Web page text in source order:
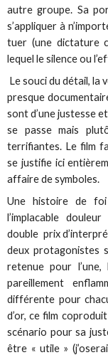
autre groupe. Sa
s’appliquer à
tuer (une dictature
lequel le silence ou
Le souci du détail, la
presque
sont d’une justesse
se passe mais
terrifiantes. Le film
se justifie ici
affaire de symboles.
Une histoire de foi
l’implacable
double prix
deux protagonistes
retenue pour
pareillement
différente pour
d’or, ce film
scénario pour sa
être « utile »